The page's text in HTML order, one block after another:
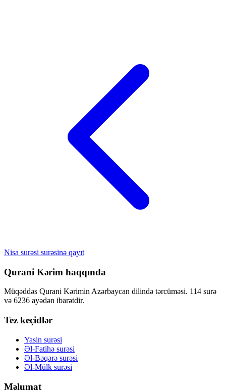
Nisa surəsi surəsinə qayıt
Qurani Kərim haqqında
Müqəddəs Qurani Kərimin Azərbaycan dilində tərcüməsi. 114 surə
və 6236 ayədən ibarətdir.
Tez keçidlər
Yasin surəsi
Əl-Fatihə surəsi
Əl-Bəqərə surəsi
Əl-Mülk surəsi
Məlumat